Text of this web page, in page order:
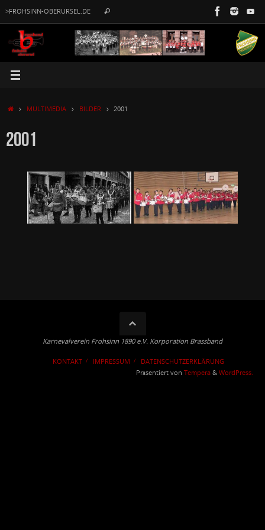
springen
>FROHSINN-OBERURSEL.DE Suchen
STARTMULTIMEDIA BILDER 2001
2001
Karnevalverein Frohsinn 1890 e.V. Korporation Brassband
KONTAKT IMPRESSUM
DATENSCHUTZERKLÄRUNG
Präsentiert von Tempera & WordPress.